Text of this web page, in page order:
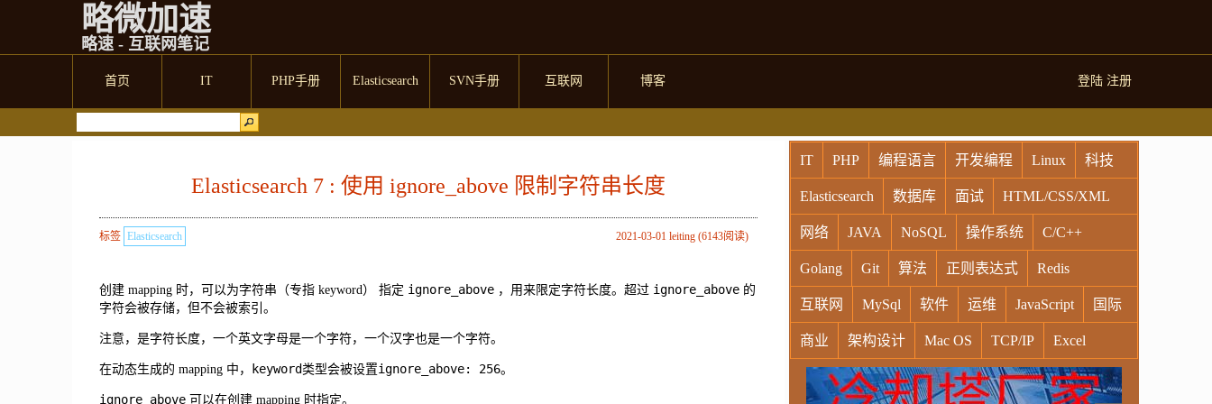
略微加速
略速 - 互联网笔记
首页 IT PHP手册 Elasticsearch SVN手册 互联网 博客 登陆 注册
Elasticsearch 7 : 使用 ignore_above 限制字符串长度
2021-03-01 leiting (6143阅读)
标签 Elasticsearch
创建 mapping 时，可以为字符串（专指 keyword） 指定 ignore_above，用来限定字符长度。超过 ignore_above的
字符会被存储，但不会被索引。
注意，是字符长度，一个英文字母是一个字符，一个汉字也是一个字符。
在动态生成的 mapping 中， keyword 类型会被设置ignore_above: 256。
ignore_above可以在创建 mapping 时指定。
IT PHP 编程语言 开发编程 Linux 科技
Elasticsearch 数据库 面试 HTML/CSS/XML
网络 JAVA NoSQL 操作系统 C/C++
Golang Git 算法 正则表达式 Redis
互联网 MySql 软件 运维 JavaScript 国际
商业 架构设计 Mac OS TCP/IP Excel
Windows Oracle Socket VR Vim